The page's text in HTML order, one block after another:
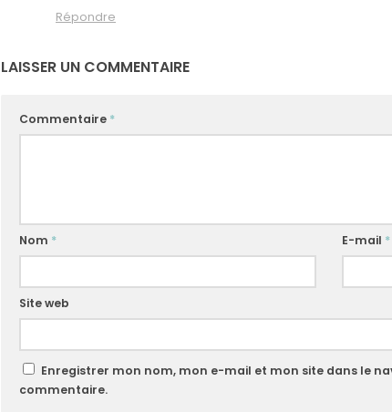
Répondre
LAISSER UN COMMENTAIRE
Commentaire *
Nom * E-mail *
Site web
Enregistrer mon nom, mon e-mail et mon site dans le
commentaire.